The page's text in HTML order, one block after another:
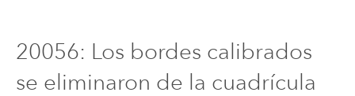
20056: Los bordes calibrados
se eliminaron de la cuadrícula